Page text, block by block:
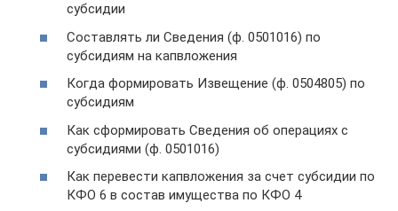
субсидии
Составлять ли Сведения (ф. 0501016) по
субсидиям на капвложения
Когда формировать Извещение (ф. 0504805) по
субсидиям
Как сформировать Сведения об операциях с
субсидиями (ф. 0501016)
Как перевести капвложения за счет субсидии по
КФО 6 в состав имущества по КФО 4